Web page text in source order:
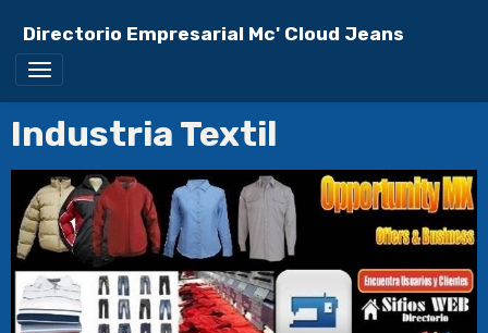
Directorio Empresarial Mc' Cloud Jeans
Industria Textil